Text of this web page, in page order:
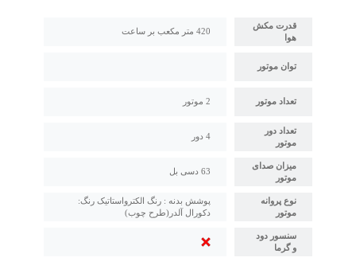
قدرت مکش
هوا
420 متر مکعب بر ساعت
توان موتور
تعداد موتور 2 موتور
تعداد دور
موتور
4 دور
میزان صدای
موتور
63 دسی بل
نوع پروانه
موتور
پوشش بدنه : رنگ الکترواستاتیک رنگ:
دکورال آلدر(طرح چوب)
سنسور دود
و گرما